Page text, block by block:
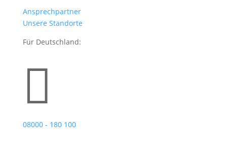
Ansprechpartner
Unsere Standorte
Für Deutschland:

08000 - 180 100